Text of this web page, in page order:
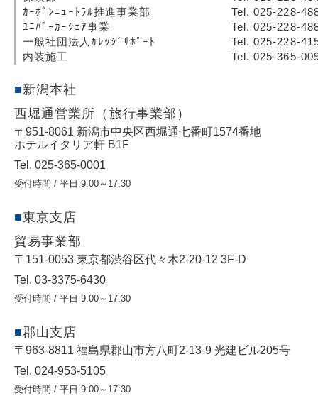
ｶｰﾎﾞﾝﾆｭｰﾄﾗﾙ推進事業部
Tel. 025-228-
ﾕﾆﾊﾞｰｶｰｼｪｱ事業
Tel. 025-228-
一般社団法人ｶﾚｯｼﾞｻﾎﾟｰﾄ
Tel. 025-228-
内装施工
Tel. 025-365-
新潟本社
西堀通営業所（旅行事業部）
〒951-8061 新潟市中央区西堀通七番町1574番地
ホテルイタリア軒 B1F
Tel. 025-365-0001
受付時間 / 平日 9:00～17:30
東京支店
貿易事業部
〒151-0053 東京都渋⾕区代々⽊2-20-12 3F-D
Tel. 03-3375-6430
受付時間 / 平日 9:00～17:30
郡山支店
〒963-8811 福島県郡山市方八町2-13-9 光建ビル205号
Tel. 024-953-5105
受付時間 / 平日 9:00～17:30